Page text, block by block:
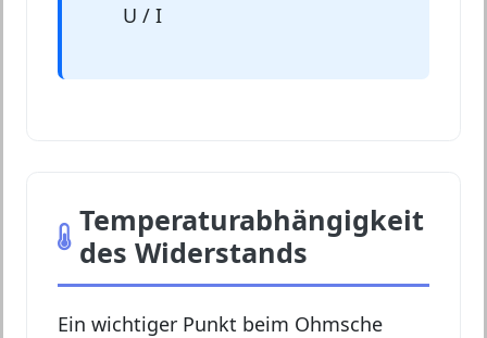
U / I
Temperaturabhängigkeit
des Widerstands
Ein wichtiger Punkt beim Ohmsche